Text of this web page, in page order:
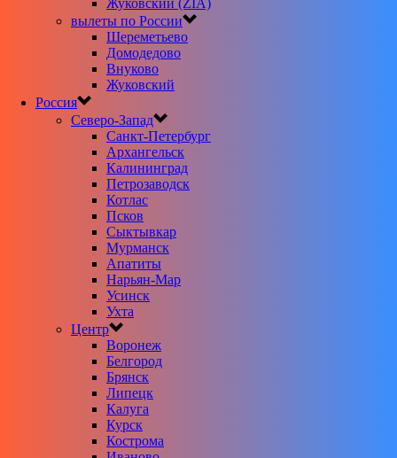
Жуковский (ZIA)
вылеты по России
Шереметьево
Домодедово
Внуково
Жуковский
Россия
Северо-Запад
Санкт-Петербург
Архангельск
Калининград
Петрозаводск
Котлас
Псков
Сыктывкар
Мурманск
Апатиты
Нарьян-Мар
Усинск
Ухта
Центр
Воронеж
Белгород
Брянск
Липецк
Калуга
Курск
Кострома